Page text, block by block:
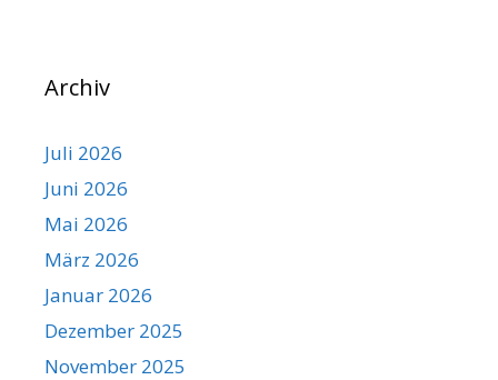
Archiv
Juli 2026
Juni 2026
Mai 2026
März 2026
Januar 2026
Dezember 2025
November 2025